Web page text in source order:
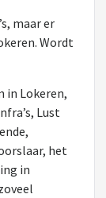
maar er
Wordt
in Lokeren,
Lust
het
in